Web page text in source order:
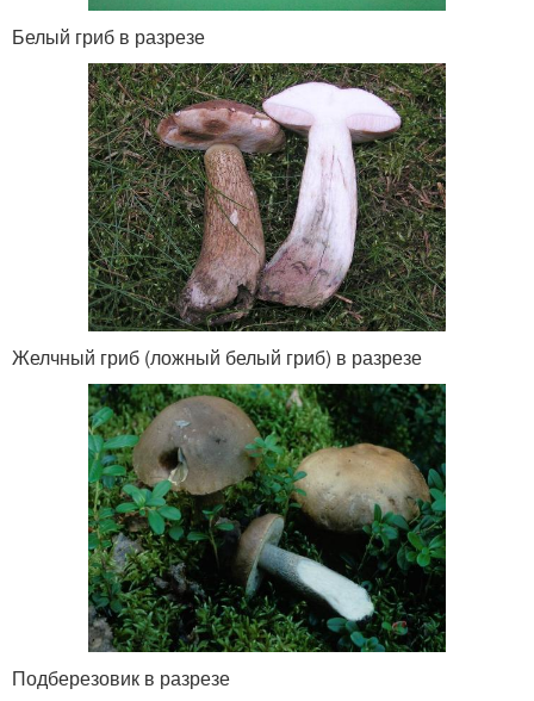
Белый гриб в разрезе
Желчный гриб (ложный белый гриб) в разрезе
Подберезовик в разрезе